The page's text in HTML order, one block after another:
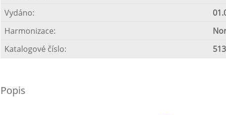
Vydáno:
Harmonizace:
Katalogové číslo:
Popis